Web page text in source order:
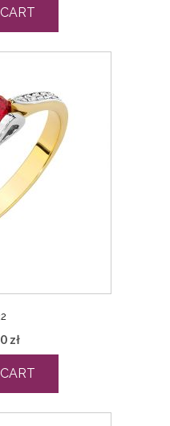
zł